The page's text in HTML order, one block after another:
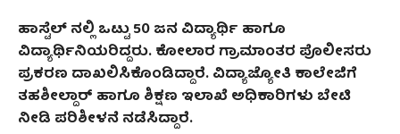
ಹಾಸ್ಟೆಲ್ ನಲ್ಲಿ ಒಟ್ಟು 50 ಜನ ವಿದ್ಯಾರ್ಥಿ ಹಾಗೂ
ವಿದ್ಯಾರ್ಥಿನಿಯರಿದ್ದರು. ಕೋಲಾರ ಗ್ರಾಮಾಂತರ ಪೊಲೀಸರು
ಪ್ರಕರಣ ದಾಖಲಿಸಿಕೊಂಡಿದ್ದಾರೆ. ವಿದ್ಯಾಜ್ಯೋತಿ ಕಾಲೇಜಿಗೆ
ತಹಶೀಲ್ದಾರ್ ಹಾಗೂ ಶಿಕ್ಷಣ ಇಲಾಖೆ ಅಧಿಕಾರಿಗಳು ಬೇಟಿ
ನೀಡಿ ಪರಿಶೀಳನೆ ನಡೆಸಿದ್ದಾರೆ.